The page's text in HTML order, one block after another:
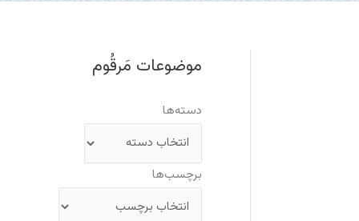
موضوعات مَرقُوم
دسته‌ها
برچسب‌ها